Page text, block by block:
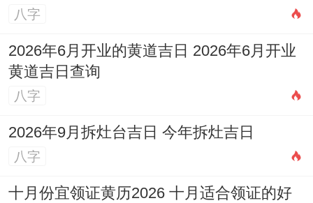
八字
2026年6月开业的黄道吉日 2026年6月开业
黄道吉日查询
八字
2026年9月拆灶台吉日 今年拆灶吉日
八字
十月份宜领证黄历2026 十月适合领证的好